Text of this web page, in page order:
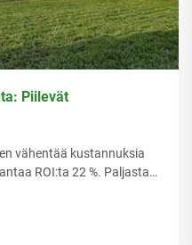
Piilevät
vähentää kustannuksia
ROI:ta 22 %. Paljasta